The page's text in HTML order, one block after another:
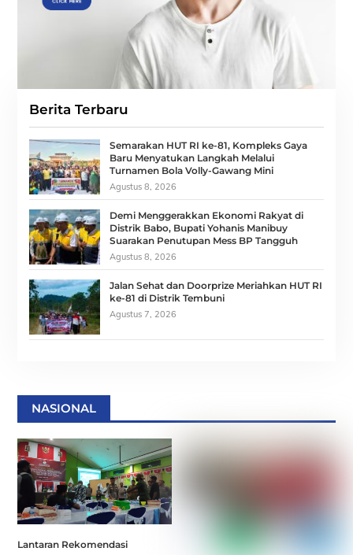
Berita Terbaru
Semarakan HUT RI ke-81, Kompleks Gaya
Baru Menyatukan Langkah Melalui
Turnamen Bola Volly-Gawang Mini
Agustus 8, 2026
Demi Menggerakkan Ekonomi Rakyat di
Distrik Babo, Bupati Yohanis Manibuy
Suarakan Penutupan Mess BP Tangguh
Agustus 8, 2026
Jalan Sehat dan Doorprize Meriahkan HUT RI
ke-81 di Distrik Tembuni
Agustus 7, 2026
NASIONAL
Lantaran Rekomendasi